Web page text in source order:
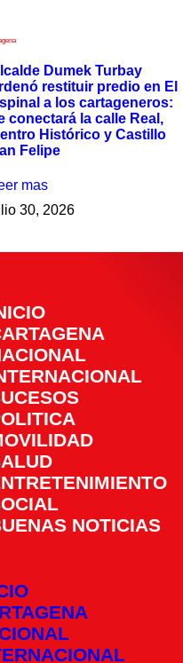
Dumek Turbay
restituir predio en El
a los cartageneros:
conectará la calle Real,
Histórico y Castillo
Felipe
mas
30, 2026
NOTICIAS